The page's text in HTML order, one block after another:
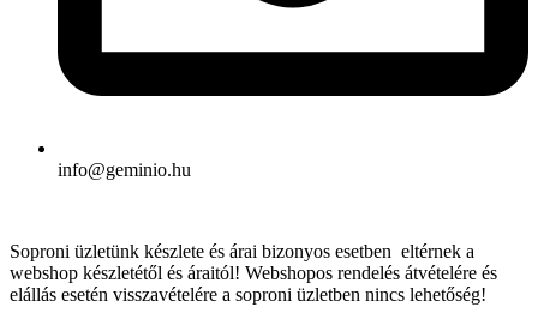
info@geminio.hu
Soproni üzletünk készlete és árai bizonyos esetben eltérnek a
webshop készletétől és áraitól! Webshopos rendelés átvételére és
elállás esetén visszavételére a soproni üzletben nincs lehetőség!